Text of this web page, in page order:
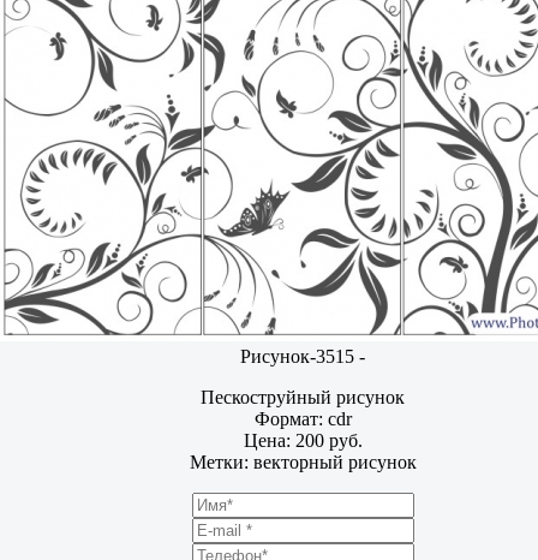
Рисунок-3515 -
Пескоструйный рисунок
Формат: cdr
Цена: 200 руб.
Метки: векторный рисунок